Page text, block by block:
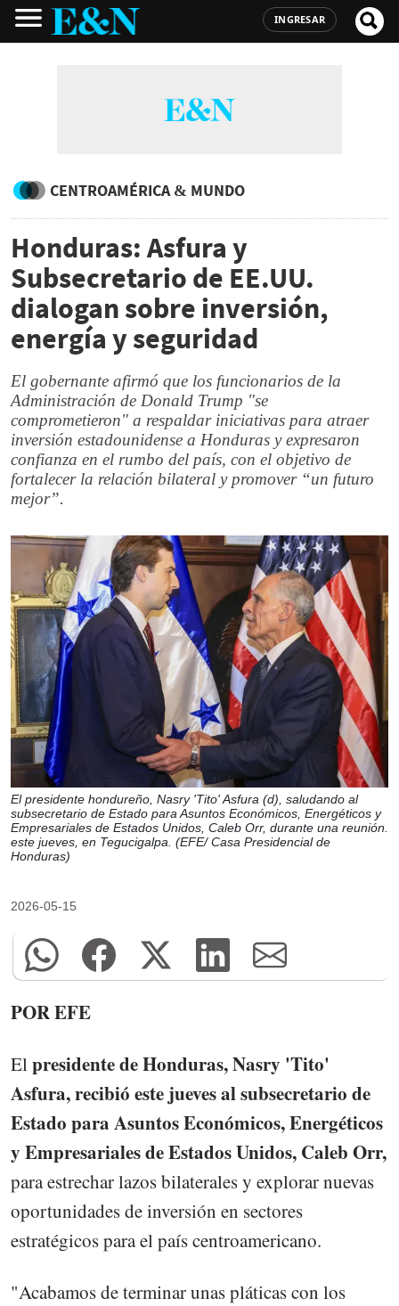
INGRESAR
CENTROAMÉRICA & MUNDO
Honduras: Asfura y
Subsecretario de EE.UU.
dialogan sobre inversión,
energía y seguridad
El gobernante afirmó que los funcionarios de la
Administración de Donald Trump "se
comprometieron" a respaldar iniciativas para atraer
inversión estadounidense a Honduras y expresaron
confianza en el rumbo del país, con el objetivo de
fortalecer la relación bilateral y promover “un futuro
mejor”.
El presidente hondureño, Nasry 'Tito' Asfura (d), saludando al
subsecretario de Estado para Asuntos Económicos, Energéticos y
Empresariales de Estados Unidos, Caleb Orr, durante una reunión.
este jueves, en Tegucigalpa. (EFE/ Casa Presidencial de
Honduras)
2026-05-15
POR EFE
Elpresidente de Honduras, Nasry 'Tito'
Asfura, recibió este jueves al subsecretario de
Estado para Asuntos Económicos, Energéticos
y Empresariales de Estados Unidos, Caleb Orr,
para estrechar lazos bilaterales y explorar nuevas
oportunidades de inversión en sectores
estratégicos para el país centroamericano.
"Acabamos de terminar unas pláticas con los